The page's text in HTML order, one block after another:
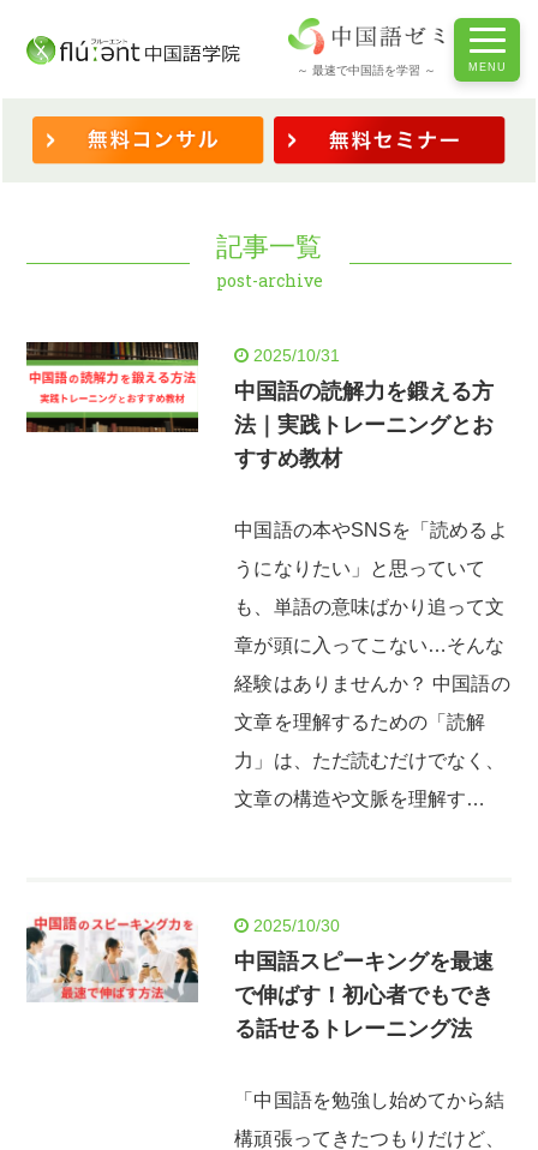
～ 最速で中国語を学習 ～
記事一覧
post-archive
2025/10/31
中国語の読解力を鍛える方
法｜実践トレーニングとお
すすめ教材
中国語の本やSNSを「読めるよ
うになりたい」と思っていて
も、単語の意味ばかり追って文
章が頭に入ってこない…そんな
経験はありませんか？ 中国語の
文章を理解するための「読解
力」は、ただ読むだけでなく、
文章の構造や文脈を理解す…
2025/10/30
中国語スピーキングを最速
で伸ばす！初心者でもでき
る話せるトレーニング法
「中国語を勉強し始めてから結
構頑張ってきたつもりだけど、